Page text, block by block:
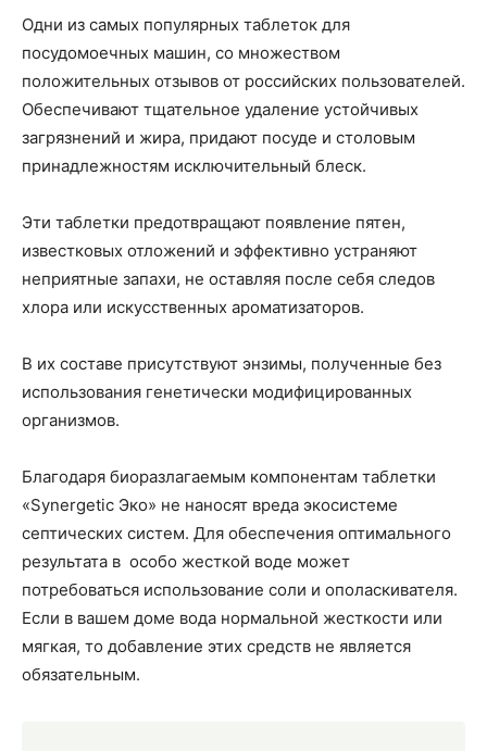
Одни из самых популярных таблеток для
посудомоечных машин, со множеством
положительных отзывов от российских пользователей.
Обеспечивают тщательное удаление устойчивых
загрязнений и жира, придают посуде и столовым
принадлежностям исключительный блеск.
Эти таблетки предотвращают появление пятен,
известковых отложений и эффективно устраняют
неприятные запахи, не оставляя после себя следов
хлора или искусственных ароматизаторов.
В их составе присутствуют энзимы, полученные без
использования генетически модифицированных
организмов.
Благодаря биоразлагаемым компонентам таблетки
«Synergetic Эко» не наносят вреда экосистеме
септических систем. Для обеспечения оптимального
результата в особо жесткой воде может
потребоваться использование соли и ополаскивателя.
Если в вашем доме вода нормальной жесткости или
мягкая, то добавление этих средств не является
обязательным.